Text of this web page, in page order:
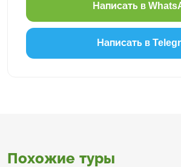
Написать в
Написать в
Похожие туры